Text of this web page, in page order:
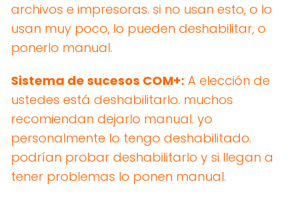
archivos e impresoras. si no usan esto, o lo
usan muy poco, lo pueden deshabilitar, o
ponerlo manual.
Sistema de sucesos COM+: A elección de
ustedes está deshabilitarlo. muchos
recomiendan dejarlo manual. yo
personalmente lo tengo deshabilitado.
podrían probar deshabilitarlo y si llegan a
tener problemas lo ponen manual.